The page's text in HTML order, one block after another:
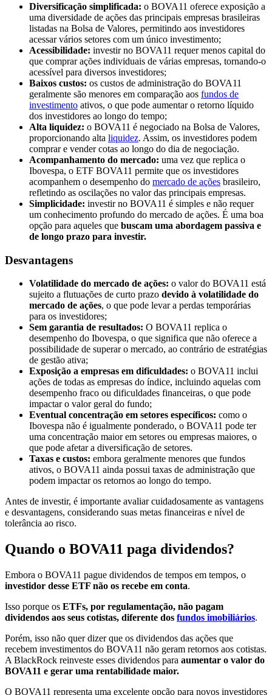
Diversificação simplificada: o BOVA11 oferece exposição a
uma diversidade de ações das principais empresas brasileiras
listadas na Bolsa de Valores, permitindo aos investidores
acessar vários setores com um único investimento;
Acessibilidade: investir no BOVA11 requer menos capital do
que comprar ações individuais de várias empresas, tornando-o
acessível para diversos investidores;
Baixos custos: os custos de administração do BOVA11
geralmente são menores em comparação aos fundos de
investimento ativos, o que pode aumentar o retorno líquido
dos investidores ao longo do tempo;
Alta liquidez: o BOVA11 é negociado na Bolsa de Valores,
proporcionando alta liquidez. Assim, os investidores podem
comprar e vender cotas ao longo do dia de negociação.
Acompanhamento do mercado: uma vez que replica o
Ibovespa, o ETF BOVA11 permite que os investidores
acompanhem o desempenho do mercado de ações brasileiro,
refletindo as oscilações no valor das principais empresas.
Simplicidade: investir no BOVA11 é simples e não requer
um conhecimento profundo do mercado de ações. É uma boa
opção para aqueles que buscam uma abordagem passiva e
de longo prazo para investir.
Desvantagens
Volatilidade do mercado de ações: o valor do BOVA11 está
sujeito a flutuações de curto prazo devido à volatilidade do
mercado de ações, o que pode levar a perdas temporárias
para os investidores;
Sem garantia de resultados: O BOVA11 replica o
desempenho do Ibovespa, o que significa que não oferece a
possibilidade de superar o mercado, ao contrário de estratégias
de gestão ativa;
Exposição a empresas em dificuldades: o BOVA11 inclui
ações de todas as empresas do índice, incluindo aquelas com
desempenho fraco ou dificuldades financeiras, o que pode
impactar o valor geral do fundo;
Eventual concentração em setores específicos: como o
Ibovespa não é igualmente ponderado, o BOVA11 pode ter
uma concentração maior em setores ou empresas maiores, o
que pode afetar a diversificação de setores.
Taxas e custos: embora geralmente menores que fundos
ativos, o BOVA11 ainda possui taxas de administração que
podem impactar os retornos ao longo do tempo.
Antes de investir, é importante avaliar cuidadosamente as vantagens
e desvantagens, considerando suas metas financeiras e nível de
tolerância ao risco.
Quando o BOVA11 paga dividendos?
Embora o BOVA11 pague dividendos de tempos em tempos, o
investidor desse ETF não os recebe em conta.
Isso porque os ETFs, por regulamentação, não pagam
dividendos aos seus cotistas, diferente dos fundos imobiliários.
Porém, isso não quer dizer que os dividendos das ações que
recebem investimentos do BOVA11 não geram retornos aos cotistas.
A BlackRock reinveste esses dividendos para aumentar o valor do
BOVA11 e gerar uma rentabilidade maior.
O BOVA11 representa uma excelente opção para novos investidores